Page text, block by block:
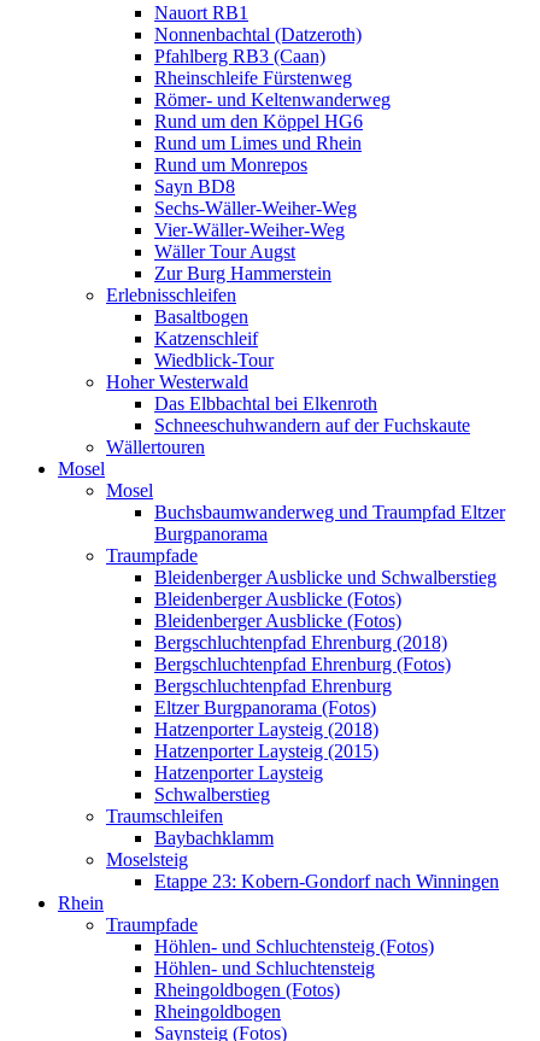
Nauort RB1
Nonnenbachtal (Datzeroth)
Pfahlberg RB3 (Caan)
Rheinschleife Fürstenweg
Römer- und Keltenwanderweg
Rund um den Köppel HG6
Rund um Limes und Rhein
Rund um Monrepos
Sayn BD8
Sechs-Wäller-Weiher-Weg
Vier-Wäller-Weiher-Weg
Wäller Tour Augst
Zur Burg Hammerstein
Erlebnisschleifen
Basaltbogen
Katzenschleif
Wiedblick-Tour
Hoher Westerwald
Das Elbbachtal bei Elkenroth
Schneeschuhwandern auf der Fuchskaute
Wällertouren
Mosel
Mosel
Buchsbaumwanderweg und Traumpfad Eltzer
Burgpanorama
Traumpfade
Bleidenberger Ausblicke und Schwalberstieg
Bleidenberger Ausblicke (Fotos)
Bleidenberger Ausblicke (Fotos)
Bergschluchtenpfad Ehrenburg (2018)
Bergschluchtenpfad Ehrenburg (Fotos)
Bergschluchtenpfad Ehrenburg
Eltzer Burgpanorama (Fotos)
Hatzenporter Laysteig (2018)
Hatzenporter Laysteig (2015)
Hatzenporter Laysteig
Schwalberstieg
Traumschleifen
Baybachklamm
Moselsteig
Etappe 23: Kobern-Gondorf nach Winningen
Rhein
Traumpfade
Höhlen- und Schluchtensteig (Fotos)
Höhlen- und Schluchtensteig
Rheingoldbogen (Fotos)
Rheingoldbogen
Saynsteig (Fotos)